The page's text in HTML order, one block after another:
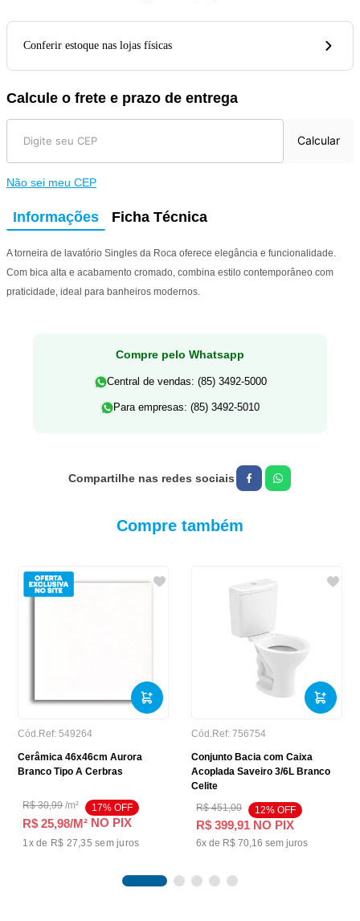
Conferir estoque nas lojas físicas
Calcule o frete e prazo de entrega
Calcular
Não sei meu CEP
Informações Ficha Técnica
A torneira de lavatório Singles da Roca oferece elegância e funcionalidade.
Com bica alta e acabamento cromado, combina estilo contemporâneo com
praticidade, ideal para banheiros modernos.
Compre pelo Whatsapp
Central de vendas: (85) 3492-5000
Para empresas: (85) 3492-5010
Compre também
Cód.Ref: 549264
Cerâmica 46x46cm Aurora
Branco Tipo A Cerbras
R$ 30,99/m² 17% OFF
R$ 25,98/M² NO PIX
1x de R$ 27,35 sem juros
Cód.Ref: 756754
Conjunto Bacia com Caixa
Acoplada Saveiro 3/6L Branco
Celite
R$ 451,00 12% OFF
R$ 399,91 NO PIX
6x de R$ 70,16 sem juros